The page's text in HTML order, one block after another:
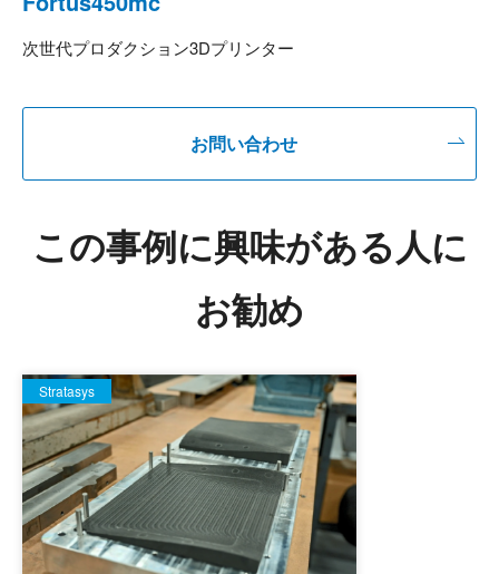
次世代プロダクション3Dプリンター
お問い合わせ
この事例に興味がある人に
お勧め
Stratasys